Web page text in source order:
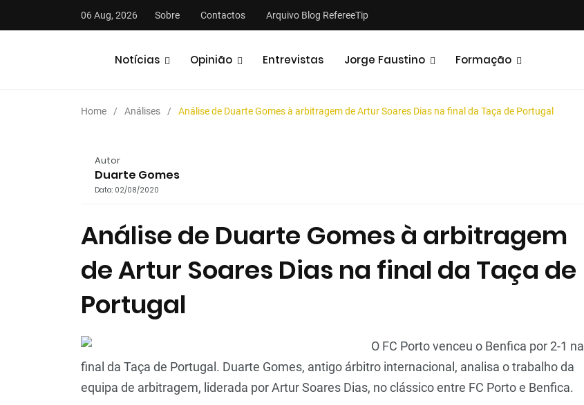
06 Aug, 2026 Sobre Contactos Arquivo Blog RefereeTip
Notícias Opinião Entrevistas Jorge Faustino Formação
Home Análises Análise de Duarte Gomes à arbitragem de Artur Soares Dias na final da Taça de Portugal
Autor
Duarte Gomes
Data: 02/08/2020
Análise de Duarte Gomes à arbitragem
de Artur Soares Dias na final da Taça de
Portugal
O FC Porto venceu o Benfica por 2-1 na
final da Taça de Portugal. Duarte Gomes, antigo árbitro internacional, analisa o trabalho da
equipa de arbitragem, liderada por Artur Soares Dias, no clássico entre FC Porto e Benfica.
Análises